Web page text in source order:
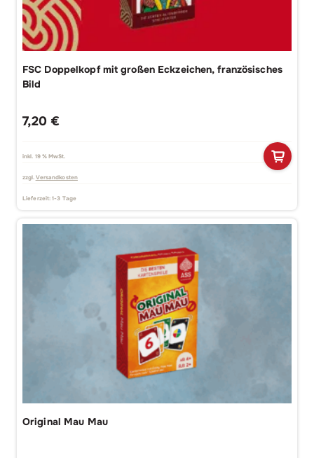
FSC Doppelkopf mit großen Eckzeichen, französisches
Bild
7,20 €
inkl. 19 % MwSt.
zzgl. Versandkosten
Lieferzeit:1-3 Tage
Original Mau Mau